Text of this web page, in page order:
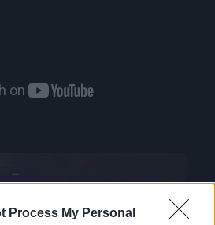
Process My Personal